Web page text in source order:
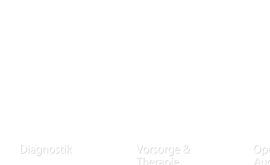
Individuelle Beratung und
zeichnen uns aus, denn wir